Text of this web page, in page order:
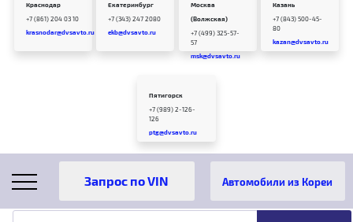
Краснодар
+7 (861) 204 03 10
krasnodar@dvsavto.ru
Екатеринбург
+7 (343) 247 2080
ekb@dvsavto.ru
Москва
(Волжская)
+7 (499) 325-57-
57
msk@dvsavto.ru
Казань
+7 (843) 500-45-
80
kazan@dvsavto.ru
Пятигорск
+7 (989) 2-126-
126
ptg@dvsavto.ru
Автомобили из Кореи